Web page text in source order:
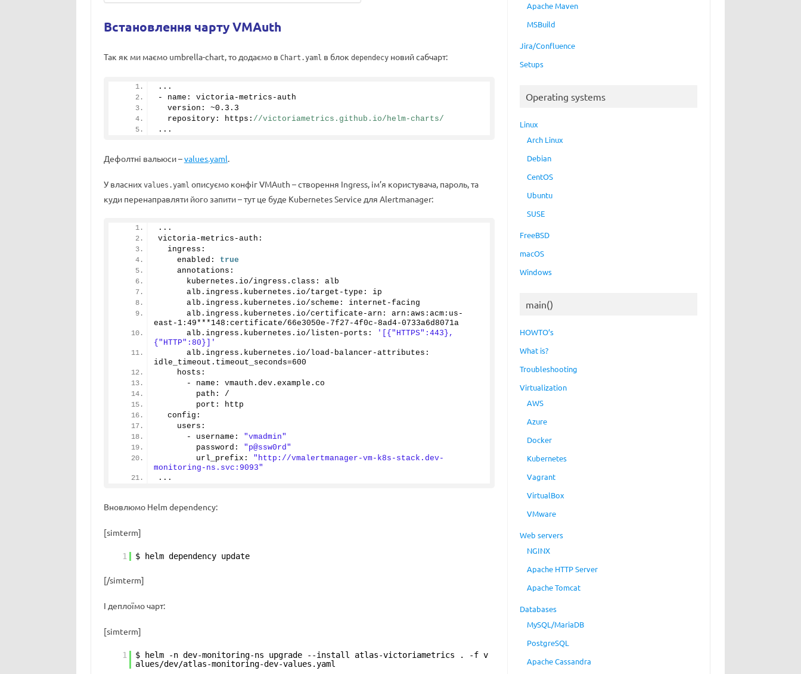
Встановлення чарту VMAuth
Так як ми маємо umbrella-chart, то додаємо в Chart.yaml в блок dependecyновий сабчарт:
...
- name: victoria-metrics-auth
  version: ~
0.3 . 3
  repository: https:
//victoriametrics.github.io/helm-charts/
...
Дефолтні вальюси –values.yaml.
У власних values.yaml описуємо конфіг VMAuth – створення Ingress, ім’я користувача, пароль, та
куди перенаправляти його запити – тут це буде Kubernetes Service для Alertmanager:
...
victoria-metrics-auth:
  ingress:
    enabled:
true
    annotations:
      kubernetes.
io/ingress. class : alb
      alb.
ingress . kubernetes . io/target-type: ip
      alb.
ingress . kubernetes . io/scheme: internet-facing
      alb.
ingress . kubernetes . io/certificate-arn: arn:aws:acm:us-
east- 1: 49*** 148 :certificate/66e3050e-7f27-4f0c-8ad4-0733a6d8071a
      alb.
ingress . kubernetes . io/listen-ports:
'[{"HTTPS":443},
{"HTTP":80}]'
      alb.
ingress . kubernetes . io/load-balancer-attributes:
idle_timeout. timeout_seconds=600
    hosts:
      - name: vmauth.
dev. example . co
        path: /
        port: http
  config:
    users:
      - username:
"vmadmin"
        password:
"p@ssw0rd"
        url_prefix:
"http://vmalertmanager-vm-k8s-stack.dev-
monitoring-ns.svc:9093"
...
Вновлюмо Helm dependency:
[simterm]
1 $ helm dependency update
[/simterm]
І деплоїмо чарт:
[simterm]
1
$ helm -n dev-monitoring-ns upgrade --install atlas-victoriametrics . -f v
alues/dev/atlas-monitoring-dev-values.yaml
Apache Maven
MSBuild
Jira/Confluence
Setups
Operating systems
Linux
Arch Linux
Debian
CentOS
Ubuntu
SUSE
FreeBSD
macOS
Windows
main()
HOWTO’s
What is?
Troubleshooting
Virtualization
AWS
Azure
Docker
Kubernetes
Vagrant
VirtualBox
VMware
Web servers
NGINX
Apache HTTP Server
Apache Tomcat
Databases
MySQL/MariaDB
PostgreSQL
Apache Cassandra